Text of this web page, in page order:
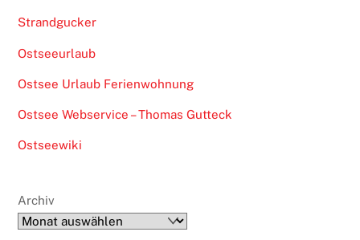
Strandgucker
Ostseeurlaub
Ostsee Urlaub Ferienwohnung
Ostsee Webservice – Thomas Gutteck
Ostseewiki
Archiv